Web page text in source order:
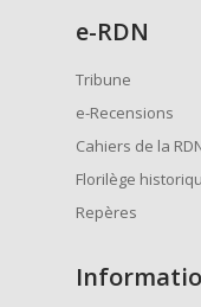
e-RDN
Tribune
e-Recensions
Cahiers de la
Florilège
Repères